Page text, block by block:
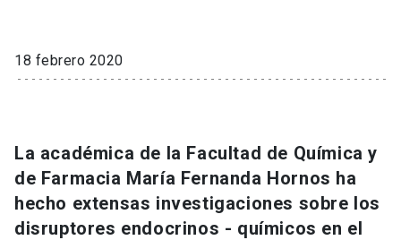
Información para keyboard_arrow_down
Futuros estudiantes
Go to english site launch
18 febrero 2020
La académica de la Facultad de Química y
de Farmacia María Fernanda Hornos ha
hecho extensas investigaciones sobre los
disruptores endocrinos - químicos en el